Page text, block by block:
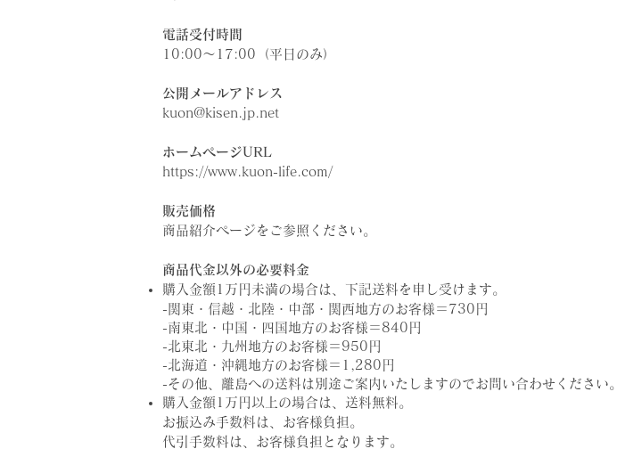
電話受付時間
10:00〜17:00（平日のみ）
公開メールアドレス
kuon@kisen.jp.net
ホームページURL
https://www.kuon-life.com/
販売価格
商品紹介ページをご参照ください。
商品代金以外の必要料金
購入金額1万円未満の場合は、下記送料を申し受けます。
-関東・信越・北陸・中部・関西地方のお客様＝730円
-南東北・中国・四国地方のお客様＝840円
-北東北・九州地方のお客様＝950円
-北海道・沖縄地方のお客様＝1,280円
​-その他、離島への送料は別途ご案内いたしますのでお問い合わせください。
購入金額1万円以上の場合は、送料無料。
お振込み手数料は、お客様負担。
代引手数料は、お客様負担となります。